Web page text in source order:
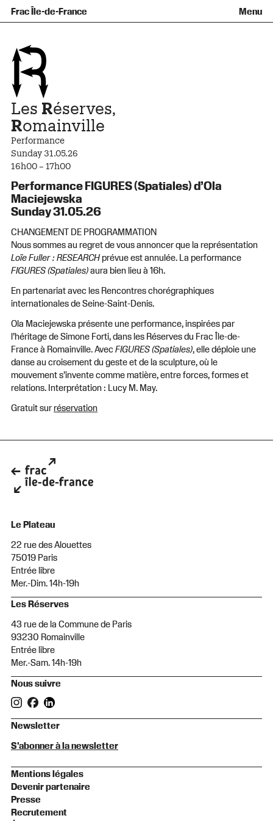
Frac Île-de-France Menu
Qu’est-ce qu’un Frac ?
Prêts d’œuvres
Informations pratiques
Venir au Frac
Familles et enfants
Groupes
Espaces de pratique libre
Accessibilité
+Aa-
Les Réserves,
Romainville
Performance
Sunday 31.05.26
16h00 – 17h00
Performance FIGURES (Spatiales) d’Ola
Maciejewska
Sunday 31.05.26
CHANGEMENT DE PROGRAMMATION
Nous sommes au regret de vous annoncer que la représentation
Loïe Fuller : RESEARCHprévue est annulée. La performance
FIGURES (Spatiales)aura bien lieu à 16h.
En partenariat avec les Rencontres chorégraphiques
internationales de Seine-Saint-Denis.
Ola Maciejewska présente une performance, inspirées par
l’héritage de Simone Forti, dans les Réserves du Frac Île-de-
France à Romainville. AvecFIGURES (Spatiales), elle déploie une
danse au croisement du geste et de la sculpture, où le
mouvement s’invente comme matière, entre forces, formes et
relations. Interprétation : Lucy M. May.
Gratuit surréservation
Le Plateau
22 rue des Alouettes
75019 Paris
Entrée libre
Mer.-Dim. 14h-19h
Les Réserves
43 rue de la Commune de Paris
93230 Romainville
Entrée libre
Mer.-Sam. 14h-19h
Nous suivre
Newsletter
S'abonner à la newsletter
Mentions légales
Devenir partenaire
Presse
Recrutement